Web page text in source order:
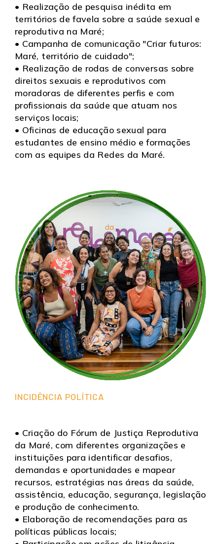
• Realização de pesquisa inédita em
territórios de favela sobre a saúde sexual e
reprodutiva na Maré;
• Campanha de comunicação "Criar futuros:
Maré, território de cuidado";
• Realização de rodas de conversas sobre
direitos sexuais e reprodutivos com
moradoras de diferentes perfis e com
profissionais da saúde que atuam nos
serviços locais;
• Oficinas de educação sexual para
estudantes de ensino médio e formações
com as equipes da Redes da Maré.
INCIDÊNCIA POLÍTICA
• Criação do Fórum de Justiça Reprodutiva
da Maré, com diferentes organizações e
instituições para identificar desafios,
demandas e oportunidades e mapear
recursos, estratégias nas áreas da saúde,
assistência, educação, segurança, legislação
e produção de conhecimento.
• Elaboração de recomendações para as
políticas públicas locais;